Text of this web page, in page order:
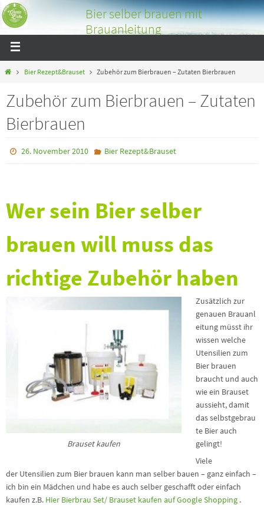
Bier selber brauen mit
Brauanleitung
Bier Rezept&Brauset
Zubehör zum Bierbrauen – Zutaten Bierbrauen
Zubehör zum Bierbrauen – Zutaten
Bierbrauen
26. November 2010 Bier Rezept&Brauset
Wer sein Bier selber
brauen will muss das
richtige Zubehör haben
Brauset kaufen
Zusätzlich zur
genauen Brauanl
eitung müsst ihr
wissen welche
Utensilien zum
Bier brauen
braucht und auch
wie ein Brauset
aussieht, damit
das selbstgebrau
te Bier auch
gelingt!
Viele
der Utensilien zum Bier brauen kann man selber bauen – ganz einfach –
ich bin ein Mädchen und habe es auch selber geschafft oder einfach
kaufen z.B. Hier Bierbrau Set/ Brauset kaufen auf Google Shopping .